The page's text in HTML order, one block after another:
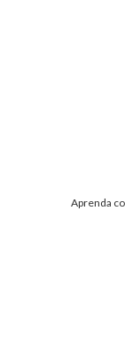
Aprenda